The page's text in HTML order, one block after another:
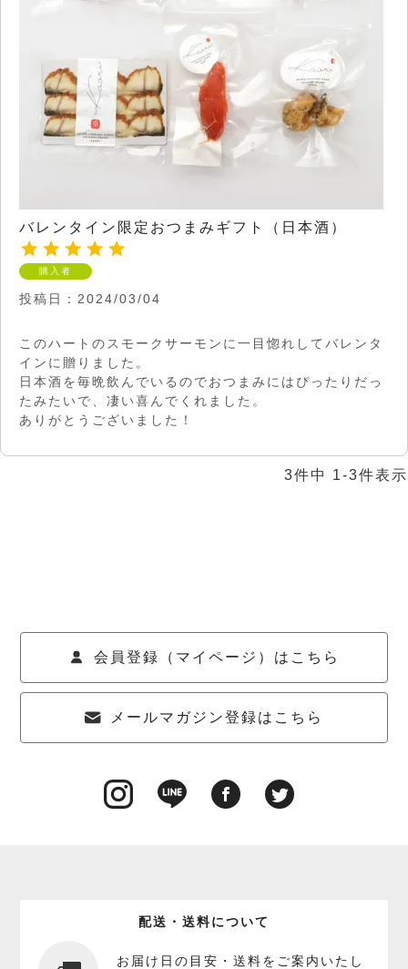
バレンタイン限定おつまみギフト（日本酒）
購入者
投稿日 2024/03/04
このハートのスモークサーモンに一目惚れしてバレンタ
インに贈りました。
日本酒を毎晩飲んでいるのでおつまみにはぴったりだっ
たみたいで、凄い喜んでくれました。
ありがとうございました！
3件中 1-3件表示
会員登録（マイページ）はこちら
メールマガジン登録はこちら
配送・送料について
お届け日の目安・送料をご案内いたし